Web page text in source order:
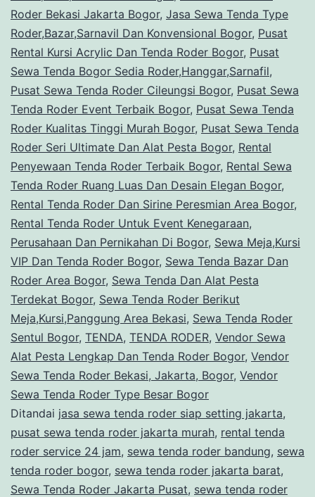
Dan
Karpet
Bogor
Roder Bekasi Jakarta Bogor, Jasa Sewa Tenda Type
Roder,Bazar,Sarnavil Dan Konvensional Bogor, Pusat
Rental Kursi Acrylic Dan Tenda Roder Bogor, Pusat
Sewa Tenda Bogor Sedia Roder,Hanggar,Sarnafil,
Pusat Sewa Tenda Roder Cileungsi Bogor, Pusat Sewa
Tenda Roder Event Terbaik Bogor, Pusat Sewa Tenda
Roder Kualitas Tinggi Murah Bogor, Pusat Sewa Tenda
Roder Seri Ultimate Dan Alat Pesta Bogor, Rental
Penyewaan Tenda Roder Terbaik Bogor, Rental Sewa
Tenda Roder Ruang Luas Dan Desain Elegan Bogor,
Rental Tenda Roder Dan Sirine Peresmian Area Bogor,
Rental Tenda Roder Untuk Event Kenegaraan,
Perusahaan Dan Pernikahan Di Bogor, Sewa Meja,Kursi
VIP Dan Tenda Roder Bogor, Sewa Tenda Bazar Dan
Roder Area Bogor, Sewa Tenda Dan Alat Pesta
Terdekat Bogor, Sewa Tenda Roder Berikut
Meja,Kursi,Panggung Area Bekasi, Sewa Tenda Roder
Sentul Bogor, TENDA, TENDA RODER, Vendor Sewa
Alat Pesta Lengkap Dan Tenda Roder Bogor, Vendor
Sewa Tenda Roder Bekasi, Jakarta, Bogor, Vendor
Sewa Tenda Roder Type Besar Bogor
Ditandai jasa sewa tenda roder siap setting jakarta,
pusat sewa tenda roder jakarta murah, rental tenda
roder service 24 jam, sewa tenda roder bandung, sewa
tenda roder bogor, sewa tenda roder jakarta barat,
Sewa Tenda Roder Jakarta Pusat, sewa tenda roder